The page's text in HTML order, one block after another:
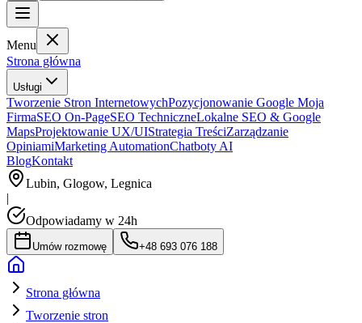
Menu
Strona główna
Usługi
Tworzenie Stron InternetowychPozycjonowanie Google Moja
FirmaSEO On-PageSEO TechniczneLokalne SEO & Google
MapsProjektowanie UX/UIStrategia TreściZarządzanie
OpiniamiMarketing AutomationChatboty AI
BlogKontakt
Lubin, Glogow, Legnica
|
Odpowiadamy w 24h
Umów rozmowę +48 693 076 188
Strona główna
Tworzenie stron